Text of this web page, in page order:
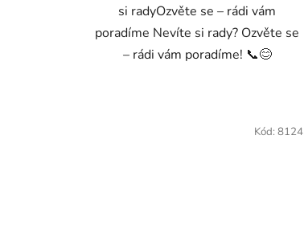
si radyOzvěte se – rádi vám
poradíme Nevíte si rady? Ozvěte se
– rádi vám poradíme! 📞😊
Kód: 8124